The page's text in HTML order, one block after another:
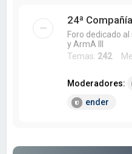
24ª
Foro dedicado
y ArmA III
Temas: 242
Moderadores:
ender